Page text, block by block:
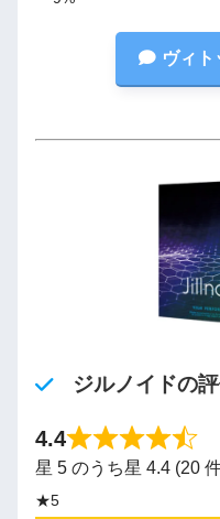
ヴィト
ジルノイドの
4.4
星 5 のうち星 4.4 (20
★5